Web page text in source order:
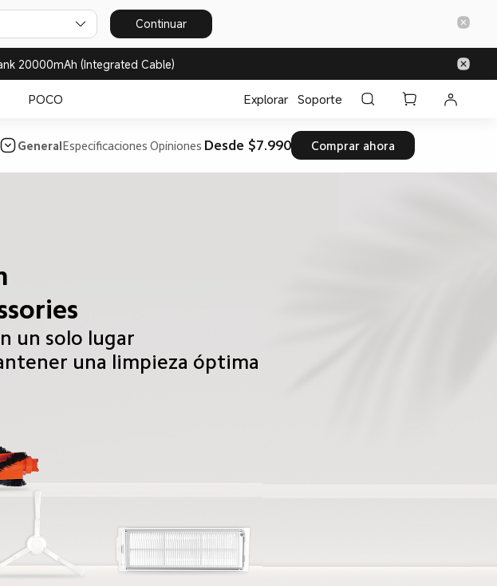
Continuar
20000mAh (Integrated Cable)
POCO Explorar Soporte
GeneralEspecificaciones Opiniones Desde $7.990 Comprar ahora
un solo lugar
una limpieza óptima